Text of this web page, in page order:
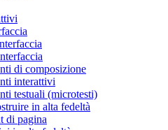
di composizione
interattivi
testuali (microtesti)
in alta fedeltà
di pagina